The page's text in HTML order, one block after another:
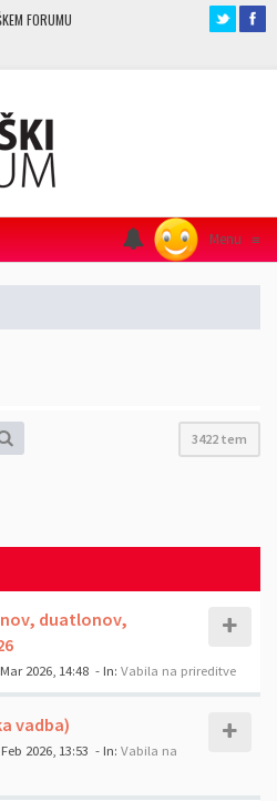
FORUMU
Menu ≡
3422 tem
duatlonov,
2026, 14:48 - In: Vabila na prireditve
vadba)
2026, 13:53 - In: Vabila na